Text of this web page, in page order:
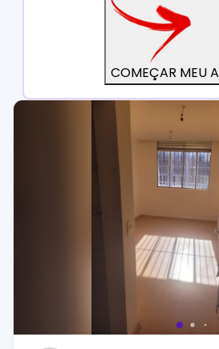
COMEÇAR MEU